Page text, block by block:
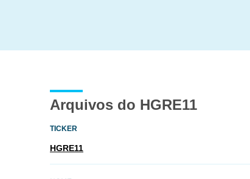
Arquivos do HGRE11
TICKER
HGRE11